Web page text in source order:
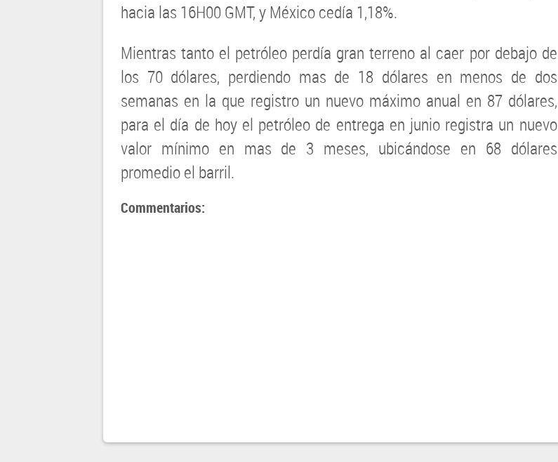
hacia las 16H00 GMT, y México cedía 1,18%.
Mientras tanto el petróleo perdía gran terreno al caer por debajo de
los 70 dólares, perdiendo mas de 18 dólares en menos de dos
semanas en la que registro un nuevo máximo anual en 87 dólares,
para el día de hoy el petróleo de entrega en junio registra un nuevo
valor mínimo en mas de 3 meses, ubicándose en 68 dólares
promedio el barril.
Commentarios: